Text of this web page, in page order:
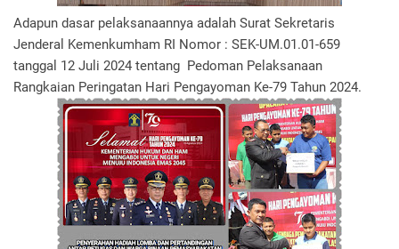
Adapun dasar pelaksanaannya adalah Surat Sekretaris
Jenderal Kemenkumham RI Nomor : SEK-UM.01.01-659
tanggal 12 Juli 2024 tentang Pedoman Pelaksanaan
Rangkaian Peringatan Hari Pengayoman Ke-79 Tahun 2024.